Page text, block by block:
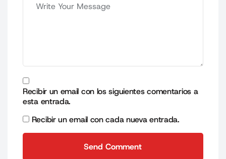
Recibir un email con los siguientes comentarios a
esta entrada.
Recibir un email con cada nueva entrada.
Send Comment